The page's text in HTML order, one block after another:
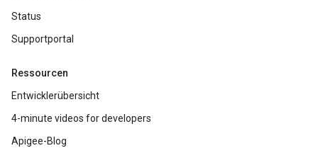
Status
Supportportal
Ressourcen
Entwicklerübersicht
4-minute videos for developers
Apigee-Blog